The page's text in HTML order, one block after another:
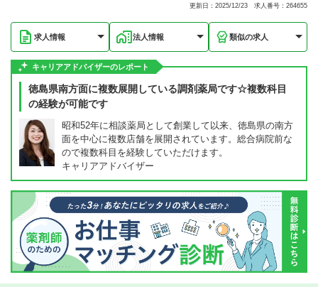
更新日：2025/12/23 求人番号：264655
求人情報 法人情報 類似の求人
キャリアアドバイザーのレポート
徳島県南方面に複数展開している調剤薬局です☆複数科目
の経験が可能です
昭和52年に相談薬局として創業して以来、徳島県の南方
面を中心に複数店舗を展開されています。総合病院前な
ので複数科目を経験していただけます。
キャリアアドバイザー